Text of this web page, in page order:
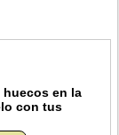
en la
con tus